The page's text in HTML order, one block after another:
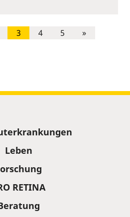
3 4 5 »
Leben
RETINA